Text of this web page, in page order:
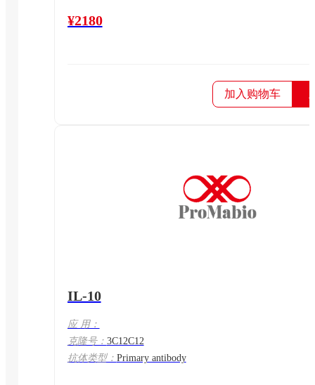
¥2180
加入购物车
IL-10
应 用：
克隆号： 3C12C12
抗体类型： Primary antibody